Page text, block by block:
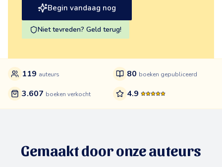
Begin vandaag nog
Niet tevreden? Geld terug!
119 auteurs 80 boeken gepubliceerd
3.607 boeken verkocht 4.9
Gemaakt door onze auteurs